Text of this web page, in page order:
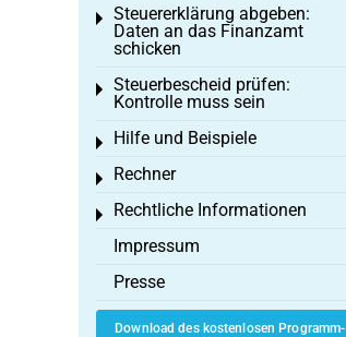
Steuererklärung abgeben:
Daten an das Finanzamt
schicken
Toggle menu
Steuerbescheid prüfen:
Kontrolle muss sein
Toggle menu
Hilfe und Beispiele
Toggle menu
Rechner
Toggle menu
Rechtliche Informationen
Toggle menu
Impressum
Presse
Download des kostenlosen Programm-